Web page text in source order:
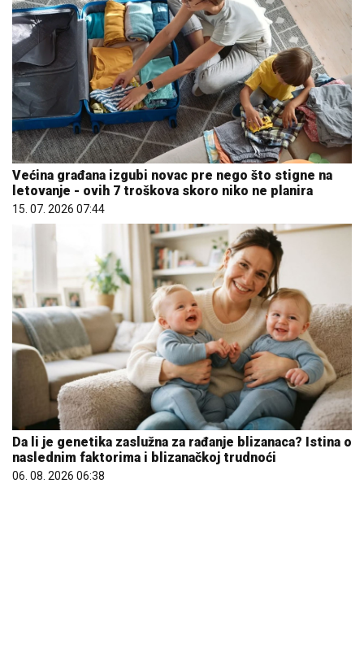
Većina građana izgubi novac pre nego što stigne na
letovanje - ovih 7 troškova skoro niko ne planira
15. 07. 2026 07:44
Da li je genetika zaslužna za rađanje blizanaca? Istina o
naslednim faktorima i blizanačkoj trudnoći
06. 08. 2026 06:38